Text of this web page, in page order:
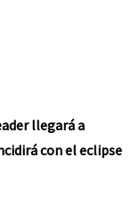
llegará a
con el eclipse